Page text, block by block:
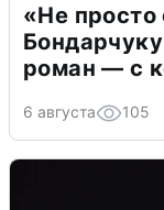
«Не
роман — с
6 августа 105